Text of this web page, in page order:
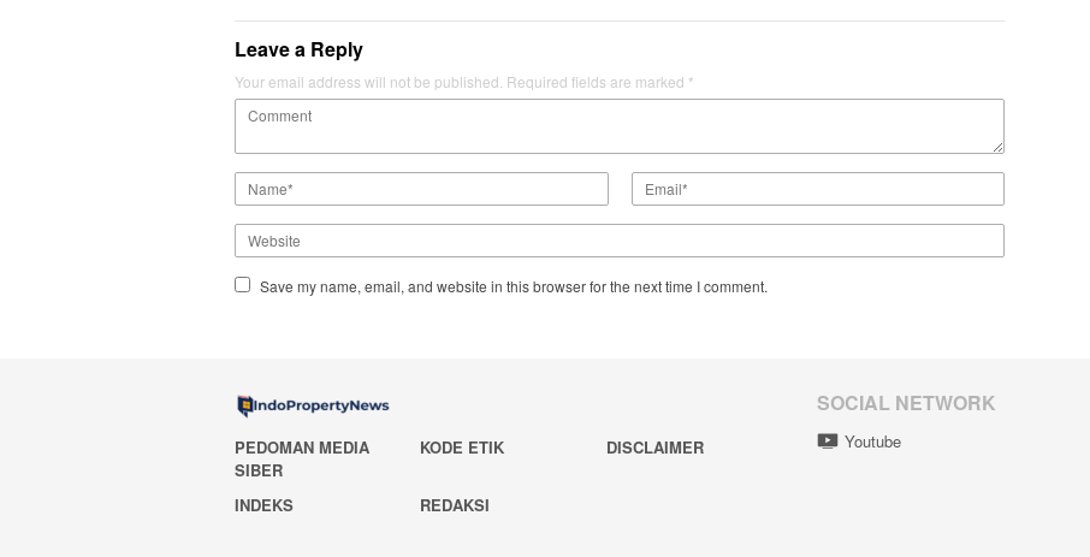
Leave a Reply
Your email address will not be published. Required fields are marked *
Save my name, email, and website in this browser for the next time I comment.
PEDOMAN MEDIA
SIBER
KODE ETIK DISCLAIMER
INDEKS REDAKSI
SOCIAL NETWORK
Youtube